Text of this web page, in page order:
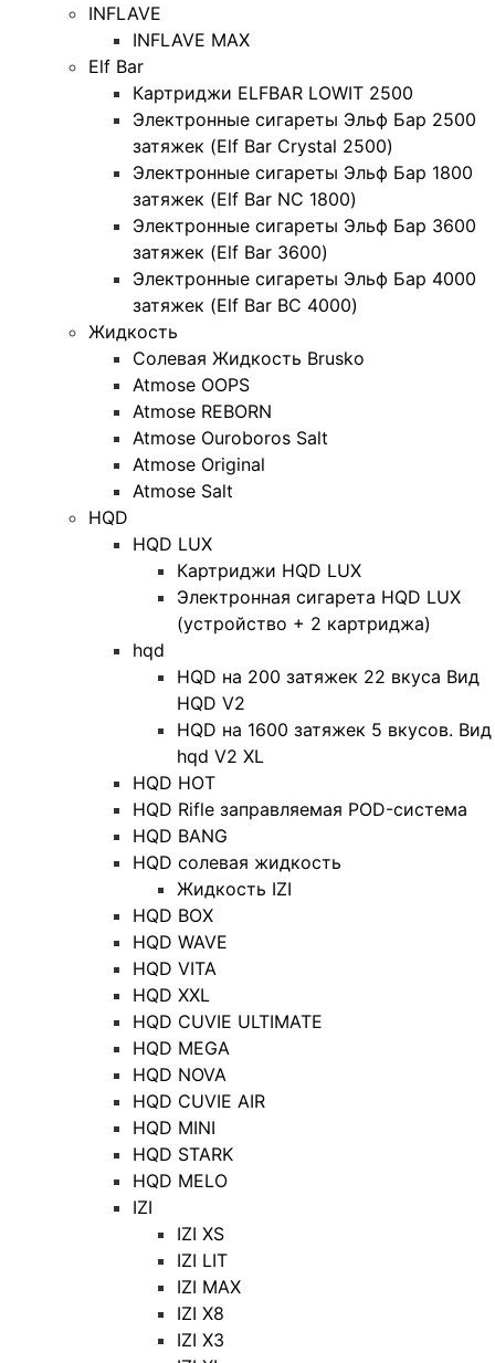
INFLAVE
INFLAVE MAX
Elf Bar
Картриджи ELFBAR LOWIT 2500
Электронные сигареты Эльф Бар 2500
затяжек (Elf Bar Crystal 2500)
Электронные сигареты Эльф Бар 1800
затяжек (Elf Bar NC 1800)
Электронные сигареты Эльф Бар 3600
затяжек (Elf Bar 3600)
Электронные сигареты Эльф Бар 4000
затяжек (Elf Bar BC 4000)
Жидкость
Солевая Жидкость Brusko
Atmose OOPS
Atmose REBORN
Atmose Ouroboros Salt
Atmose Original
Atmose Salt
HQD
HQD LUX
Картриджи HQD LUX
Электронная сигарета HQD LUX
(устройство + 2 картриджа)
hqd
HQD на 200 затяжек 22 вкуса Вид
HQD V2
HQD на 1600 затяжек 5 вкусов. Вид
hqd V2 XL
HQD HOT
HQD Rifle заправляемая POD-система
HQD BANG
HQD солевая жидкость
Жидкость IZI
HQD BOX
HQD WAVE
HQD VITA
HQD XXL
HQD CUVIE ULTIMATE
HQD MEGA
HQD NOVA
HQD CUVIE AIR
HQD MINI
HQD STARK
HQD MELO
IZI
IZI XS
IZI LIT
IZI MAX
IZI X8
IZI X3